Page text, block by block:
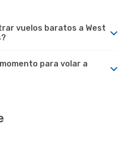
vuelos baratos a West
para volar a